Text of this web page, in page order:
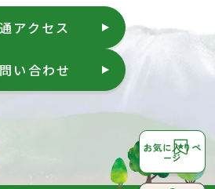
お気に入りペ
ージ
アクセス
い合わせ